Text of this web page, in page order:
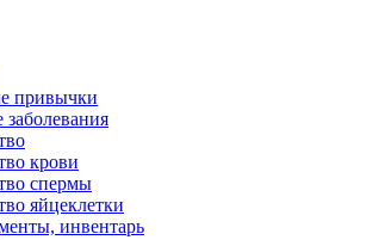
привычки
заболевания
крови
спермы
яйцеклетки
инвентарь